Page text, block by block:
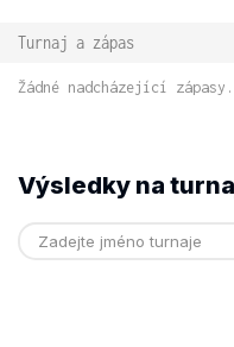
Turnaj a zápas
Žádné nadcházející zápasy.
Výsledky na